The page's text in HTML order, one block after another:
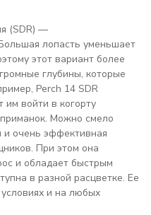
(SDR) —
лопасть уменьшает
этот вариант более
глубины, которые
Perch 14 SDR
им войти в когорту
Можно смело
и очень эффективная
При этом она
и обладает быстрым
в разной расцветке. Ее
и на любых